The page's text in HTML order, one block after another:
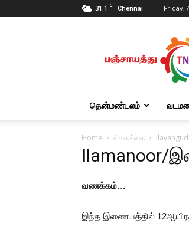
31.1 C Chennai Friday,
தென்மண்டலம்
Home சிவகங்கை Ilayangudi
Ilamanoor/
வணக்கம்…
இந்த இணையத்தில்